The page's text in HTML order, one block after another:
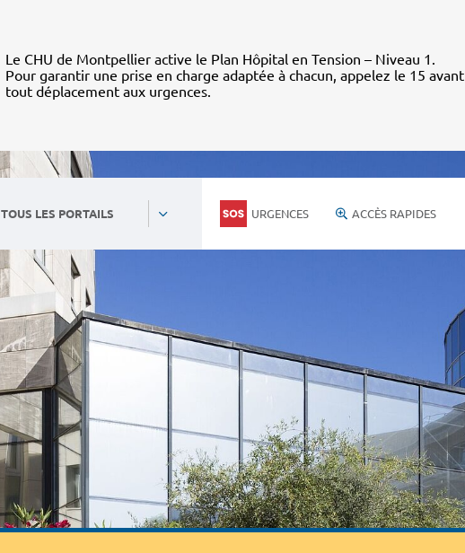
Le CHU de Montpellier active le Plan Hôpital en Tension – Niveau 1.
Pour garantir une prise en charge adaptée à chacun, appelez le 15 avant
tout déplacement aux urgences.
TOUS LES PORTAILS URGENCES ACCÈS RAPIDES